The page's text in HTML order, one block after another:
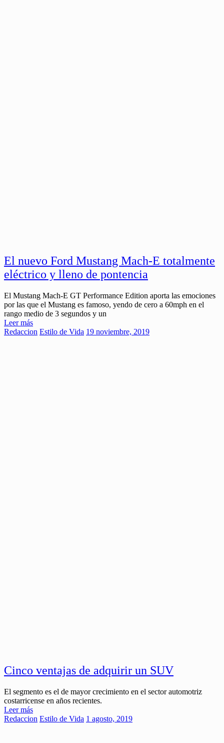
El nuevo Ford Mustang Mach-E totalmente
eléctrico y lleno de pontencia
El Mustang Mach-E GT Performance Edition aporta las emociones
por las que el Mustang es famoso, yendo de cero a 60mph en el
rango medio de 3 segundos y un
Leer más
Redaccion Estilo de Vida 19 noviembre, 2019
Cinco ventajas de adquirir un SUV
El segmento es el de mayor crecimiento en el sector automotriz
costarricense en años recientes.
Leer más
Redaccion Estilo de Vida 1 agosto, 2019